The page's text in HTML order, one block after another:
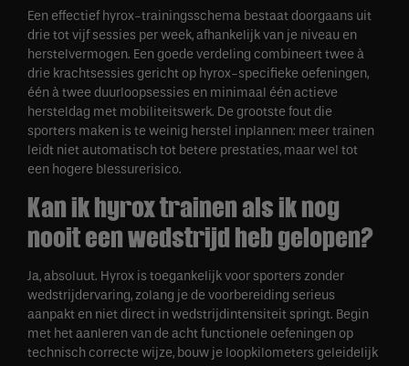
Een effectief hyrox-trainingsschema bestaat doorgaans uit
drie tot vijf sessies per week, afhankelijk van je niveau en
herstelvermogen. Een goede verdeling combineert twee à
drie krachtsessies gericht op hyrox-specifieke oefeningen,
één à twee duurloopsessies en minimaal één actieve
hersteldag met mobiliteitswerk. De grootste fout die
sporters maken is te weinig herstel inplannen: meer trainen
leidt niet automatisch tot betere prestaties, maar wel tot
een hogere blessurerisico.
Kan ik hyrox trainen als ik nog
nooit een wedstrijd heb gelopen?
Ja, absoluut. Hyrox is toegankelijk voor sporters zonder
wedstrijdervaring, zolang je de voorbereiding serieus
aanpakt en niet direct in wedstrijdintensiteit springt. Begin
met het aanleren van de acht functionele oefeningen op
technisch correcte wijze, bouw je loopkilometers geleidelijk